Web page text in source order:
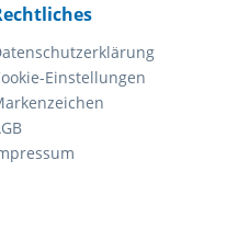
Einstellungen